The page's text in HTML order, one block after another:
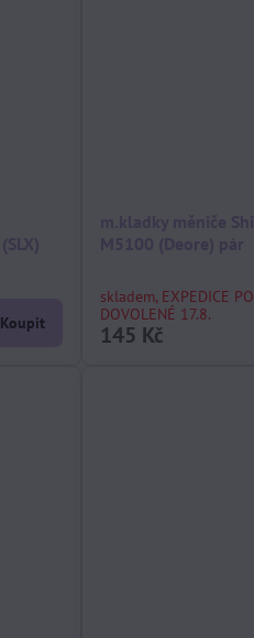
Koupit
skladem, EXPEDICE PO
DOVOLENÉ 17.8.
145 Kč